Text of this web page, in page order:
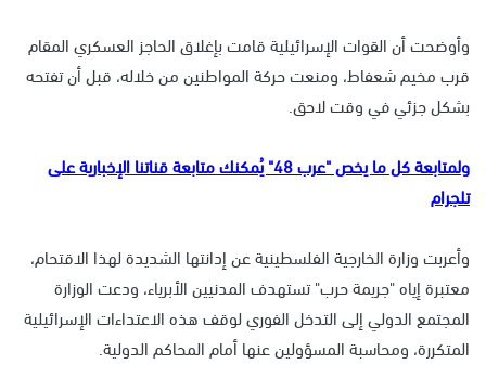
وأوضحت أن القوات الإسرائيلية قامت بإغلاق الحاجز العسكري المقام
قرب مخيم شعفاط، ومنعت حركة المواطنين من خلاله، قبل أن تفتحه
بشكل جزئي في وقت لاحق.
ولمتابعة كل ما يخص "عرب 48" يُمكنك متابعة قناتنا الإخبارية على
تلجرام
وأعربت وزارة الخارجية الفلسطينية عن إدانتها الشديدة لهذا الاقتحام،
معتبرة إياه "جريمة حرب" تستهدف المدنيين الأبرياء، ودعت الوزارة
المجتمع الدولي إلى التدخل الفوري لوقف هذه الاعتداءات الإسرائيلية
المتكررة، ومحاسبة المسؤولين عنها أمام المحاكم الدولية.